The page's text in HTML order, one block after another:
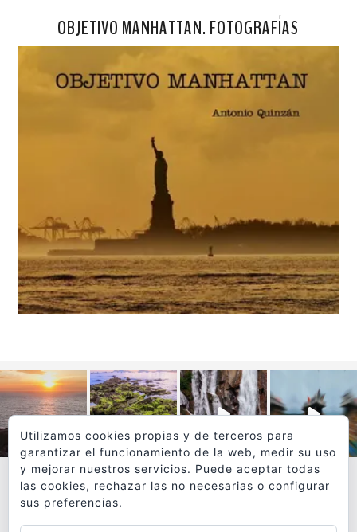
OBJETIVO MANHATTAN. FOTOGRAFÍAS
VER MÁS
Utilizamos cookies propias y de terceros para
garantizar el funcionamiento de la web, medir su uso
y mejorar nuestros servicios. Puede aceptar todas
las cookies, rechazar las no necesarias o configurar
sus preferencias.